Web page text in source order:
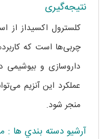
نتیجه‌گیری
کلسترول اکسیداز از
چربی‌ها است که
داروسازی و بیوشیمی
عملکرد این آنزیم
منجر شود.